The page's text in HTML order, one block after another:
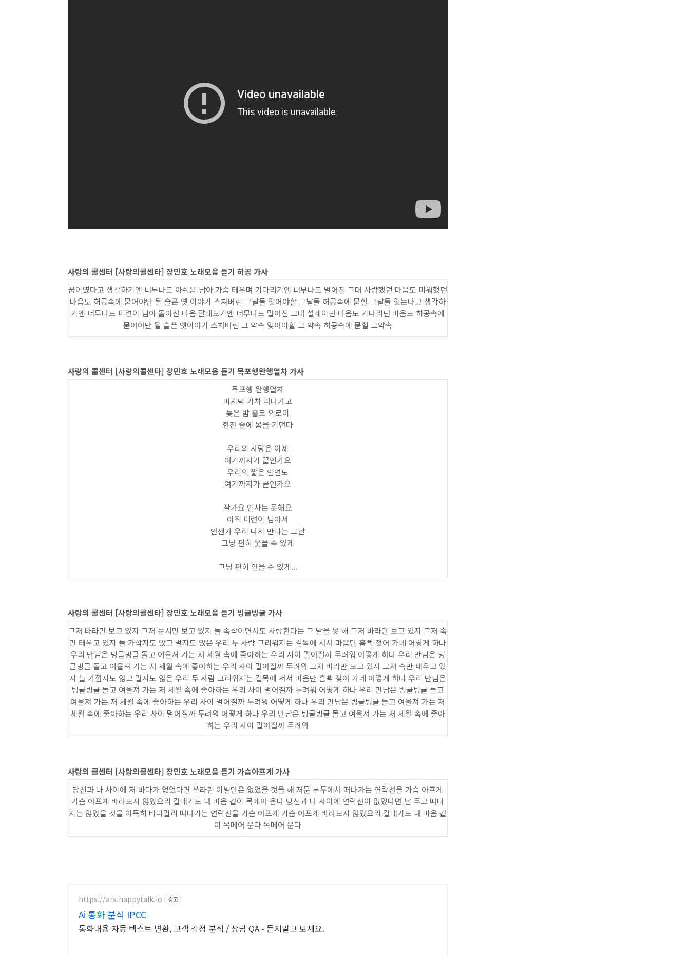
사랑의 콜센터 [사랑의콜센타] 장민호 노래모음 듣기 허공 가사
꿈이였다고 생각하기엔 너무나도 아쉬움 남아 가슴 태우며 기다리기엔 너무나도 멀어진 그대 사랑했던 마음도 미워했던
마음도 허공속에 묻어야만 될 슬픈 옛 이야기 스쳐버린 그날들 잊어야할 그날들 허공속에 묻힐 그날들 잊는다고 생각하
기엔 너무나도 미련이 남아 돌아선 마음 달래보기엔 너무나도 멀어진 그대 설레이던 마음도 기다리던 마음도 허공속에
묻어야만 될 슬픈 옛이야기 스처버린 그 약속 잊어야할 그 약속 허공속에 묻힐 그약속
사랑의 콜센터 [사랑의콜센타] 장민호 노래모음 듣기 목포행완행열차 가사
목포행 완행열차
마지막 기차 떠나가고
늦은 밤 홀로 외로이
한잔 술에 몸을 기댄다
우리의 사랑은 이제
여기까지가 끝인가요
우리의 짧은 인연도
여기까지가 끝인가요
잘가요 인사는 못해요
아직 미련이 남아서
언젠가 우리 다시 만나는 그날
그냥 편히 웃을 수 있게
그냥 편히 안을 수 있게...
사랑의 콜센터 [사랑의콜센타] 장민호 노래모음 듣기 빙글빙글 가사
그저 바라만 보고 있지 그저 눈치만 보고 있지 늘 속삭이면서도 사랑한다는 그 말을 못 해 그저 바라만 보고 있지 그저 속
만 태우고 있지 늘 가깝지도 않고 멀지도 않은 우리 두 사람 그리워지는 길목에 서서 마음만 흠뻑 젖어 가네 어떻게 하나
우리 만남은 빙글빙글 돌고 여울져 가는 저 세월 속에 좋아하는 우리 사이 멀어질까 두려워 어떻게 하나 우리 만남은 빙
글빙글 돌고 여울져 가는 저 세월 속에 좋아하는 우리 사이 멀어질까 두려워 그저 바라만 보고 있지 그저 속만 태우고 있
지 늘 가깝지도 않고 멀지도 않은 우리 두 사람 그리워지는 길목에 서서 마음만 흠뻑 젖어 가네 어떻게 하나 우리 만남은
빙글빙글 돌고 여울져 가는 저 세월 속에 좋아하는 우리 사이 멀어질까 두려워 어떻게 하나 우리 만남은 빙글빙글 돌고
여울져 가는 저 세월 속에 좋아하는 우리 사이 멀어질까 두려워 어떻게 하나 우리 만남은 빙글빙글 돌고 여울져 가는 저
세월 속에 좋아하는 우리 사이 멀어질까 두려워 어떻게 하나 우리 만남은 빙글빙글 돌고 여울져 가는 저 세월 속에 좋아
하는 우리 사이 멀어질까 두려워
사랑의 콜센터 [사랑의콜센타] 장민호 노래모음 듣기 가슴아프게 가사
당신과 나 사이에 저 바다가 없었다면 쓰라린 이별만은 없었을 것을 해 저문 부두에서 떠나가는 연락선을 가슴 아프게
가슴 아프게 바라보지 않았으리 갈매기도 내 마음 같이 목메어 운다 당신과 나 사이에 연락선이 없었다면 날 두고 떠나
지는 않았을 것을 아득히 바다멀리 떠나가는 연락선을 가슴 아프게 가슴 아프게 바라보지 않았으리 갈매기도 내 마음 같
이 목메어 운다 목메어 운다
https://ars.happytalk.io 광고
Ai 통화 분석 IPCC
통화내용 자동 텍스트 변환, 고객 감정 분석 / 상담 QA - 듣지말고 보세요.